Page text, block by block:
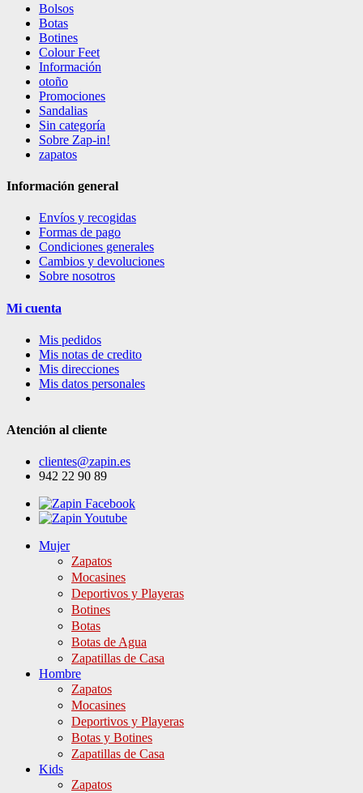
Bolsos
Botas
Botines
Colour Feet
Información
otoño
Promociones
Sandalias
Sin categoría
Sobre Zap-in!
zapatos
Información general
Envíos y recogidas
Formas de pago
Condiciones generales
Cambios y devoluciones
Sobre nosotros
Mi cuenta
Mis pedidos
Mis notas de credito
Mis direcciones
Mis datos personales
Atención al cliente
clientes@zapin.es
942 22 90 89
Mujer
Zapatos
Mocasines
Deportivos y Playeras
Botines
Botas
Botas de Agua
Zapatillas de Casa
Hombre
Zapatos
Mocasines
Deportivos y Playeras
Botas y Botines
Zapatillas de Casa
Kids
Zapatos